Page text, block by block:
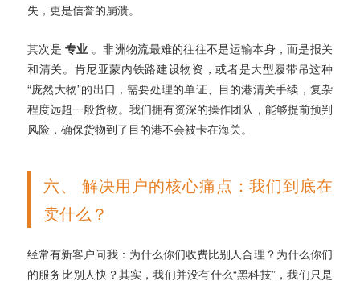
失，更是信誉的崩溃。
其次是专业 。非洲物流最难的往往不是运输本身，而是报关
和清关。肯尼亚蒙内铁路建设物资，或者是大型履带吊这种
“庞然大物”的出口，需要处理的单证、目的港清关手续，复杂
程度远超一般货物。我们拥有资深的操作团队，能够提前预判
风险，确保货物到了目的港不会被卡在海关。
六、 解决用户的核心痛点：我们到底在
卖什么？
经常有新客户问我：为什么你们收费比别人合理？为什么你们
的服务比别人快？其实，我们并没有什么“黑科技”，我们只是